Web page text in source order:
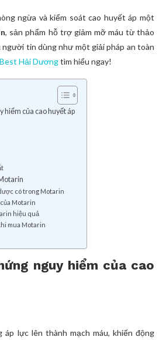
ngừa và kiểm soát cao huyết áp một
, sản phẩm hỗ trợ giảm mỡ máu từ thảo
tin dùng như một giải pháp an toàn
Best Hải Dươngtìm hiểu ngay!
hiểm của cao huyết áp
có trong Motarin
Motarin
hiệu quả
mua Motarin
nguy hiểm của cao
áp lực lên thành mạch máu, khiến động